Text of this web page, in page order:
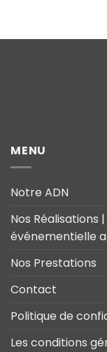
MENU
Notre ADN
Nos Réalisations
événementielle
Nos Prestations
Contact
Politique de
Les conditions